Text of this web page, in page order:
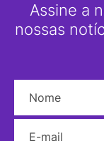
Assine a
nossas